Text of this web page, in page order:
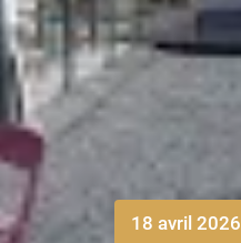
18 avril 2026